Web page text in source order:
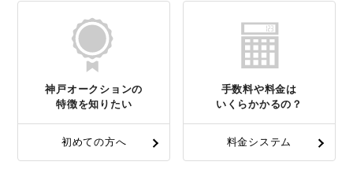
神戸オークションの
特徴を知りたい
初めての方へ
手数料や料金は
いくらかかるの？
料金システム